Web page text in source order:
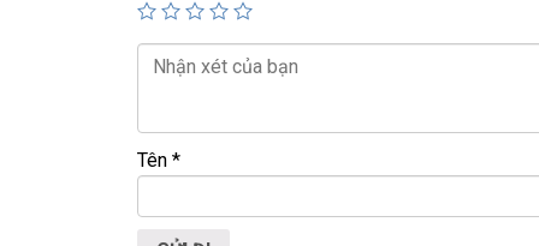
📍 Địa chỉ: 60/26 Đồng Đen, P. Tân Bình,
🌐Website: https://laptoptrieuphat.com
Tên *